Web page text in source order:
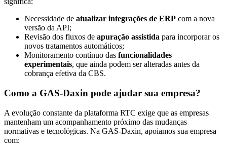
Necessidade de atualizar integrações de ERP com a nova
versão da API;
Revisão dos fluxos de apuração assistida para incorporar os
novos tratamentos automáticos;
Monitoramento contínuo das funcionalidades
experimentais, que ainda podem ser alteradas antes da
cobrança efetiva da CBS.
Como a GAS-Daxin pode ajudar sua empresa?
A evolução constante da plataforma RTC exige que as empresas
mantenham um acompanhamento próximo das mudanças
normativas e tecnológicas. Na GAS-Daxin, apoiamos sua empresa
com: